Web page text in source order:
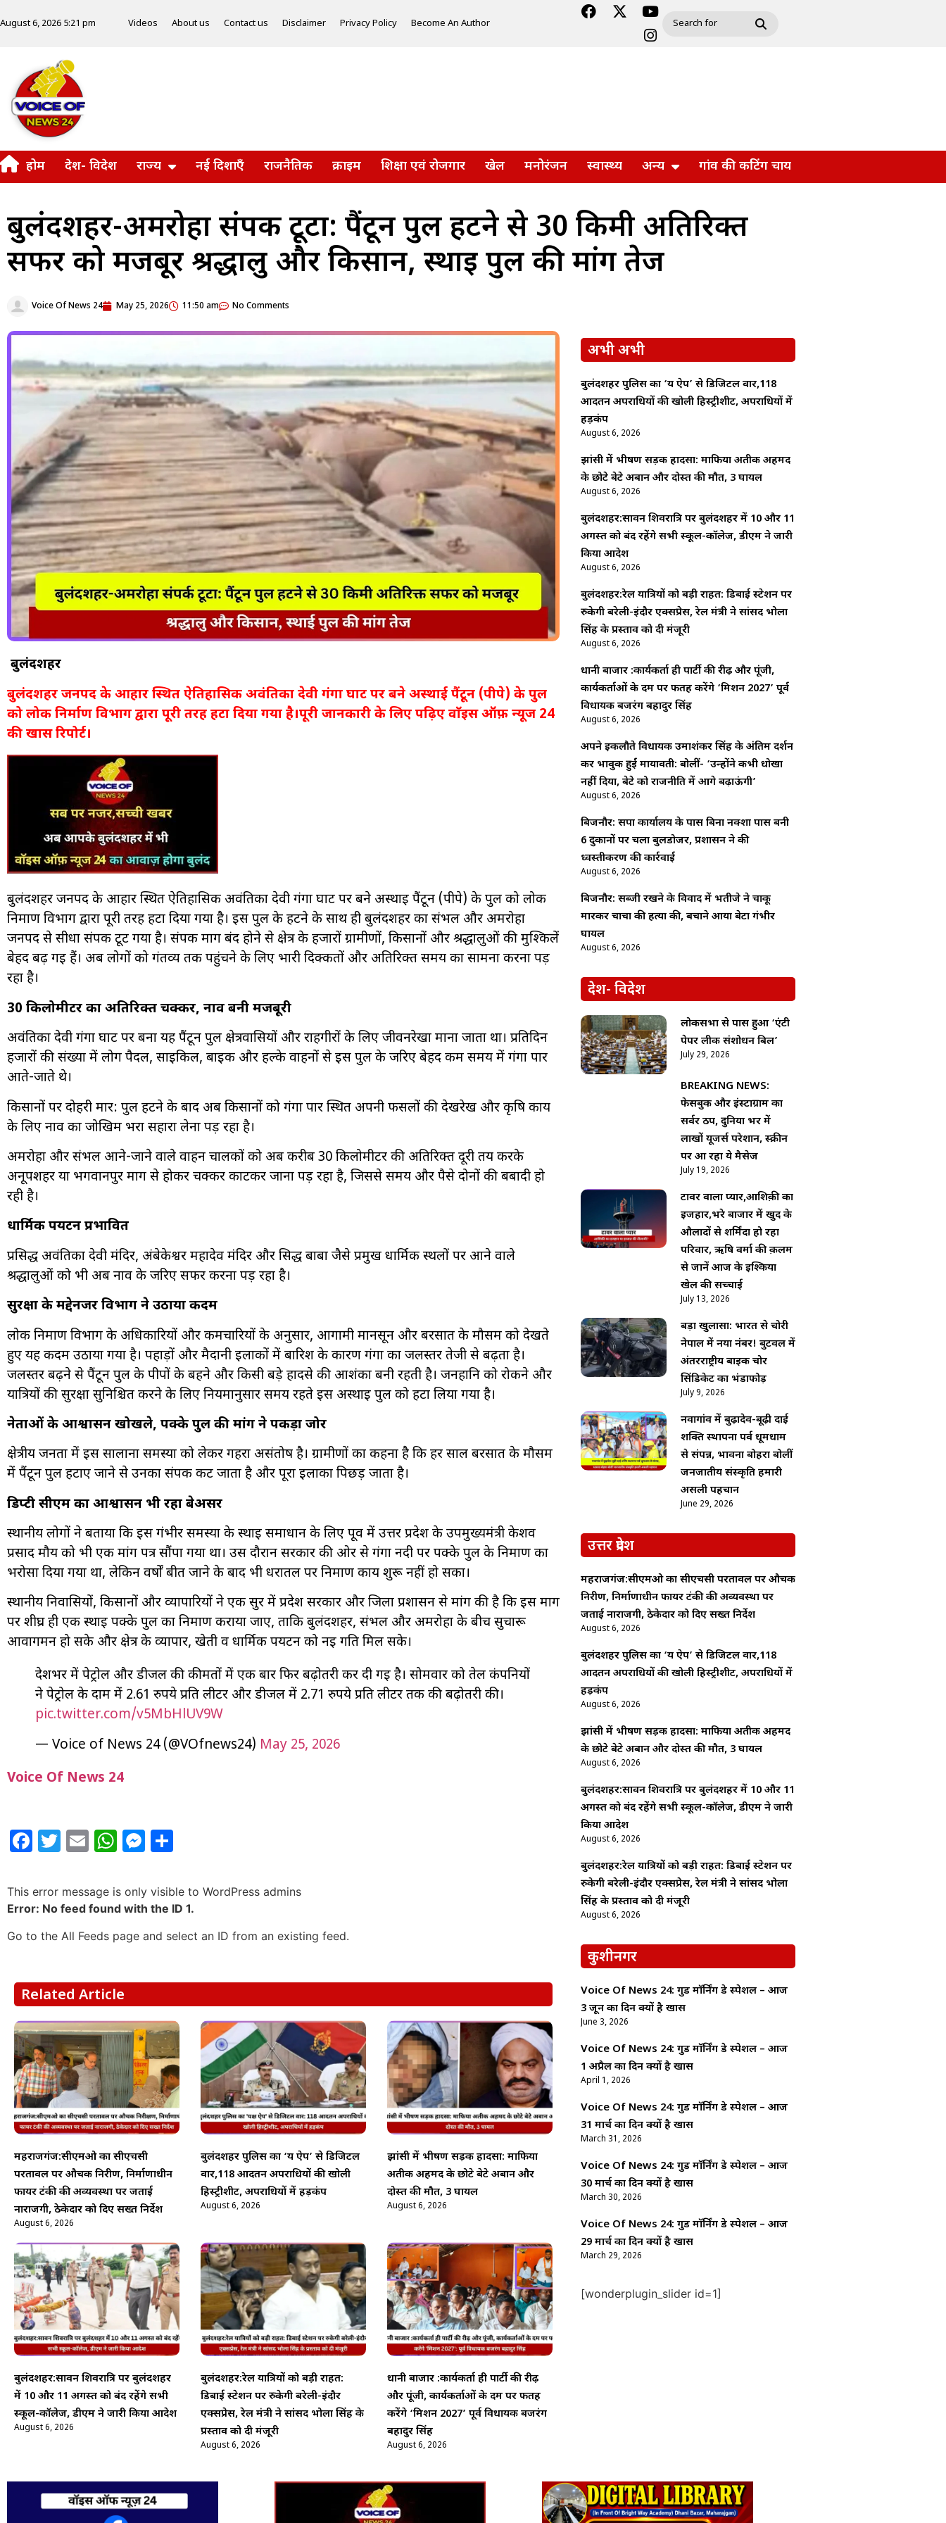
August 6, 2026 5:21 pm Videos About us Contact us Disclaimer Privacy Policy Become An Author
होम देश- विदेश राज्य नई दिशाएँ राजनैतिक क्राइम शिक्षा एवं रोजगार खेल मनोरंजन स्वास्थ्य अन्य गांव की कटिंग चाय
बुलंदशहर-अमरोहा संपर्क टूटा: पैंटून पुल हटने से 30 किमी अतिरिक्त
सफर को मजबूर श्रद्धालु और किसान, स्थाई पुल की मांग तेज
Voice Of News 24 May 25, 2026 11:50 am No Comments
बुलंदशहर
बुलंदशहर जनपद के आहार स्थित ऐतिहासिक अवंतिका देवी गंगा घाट पर बने अस्थाई पैंटून (पीपे) के पुल
को लोक निर्माण विभाग द्वारा पूरी तरह हटा दिया गया है।पूरी जानकारी के लिए पढ़िए वाॅइस ऑफ़ न्यूज 24
की खास रिपोर्ट।
बुलंदशहर जनपद के आहार स्थित ऐतिहासिक अवंतिका देवी गंगा घाट पर बने अस्थाई पैंटून (पीपे) के पुल को लोक
निर्माण विभाग द्वारा पूरी तरह हटा दिया गया है। इस पुल के हटने के साथ ही बुलंदशहर का संभल और अमरोहा
जनपद से सीधा संपर्क टूट गया है। संपर्क मार्ग बंद होने से क्षेत्र के हजारों ग्रामीणों, किसानों और श्रद्धालुओं की मुश्किलें
बेहद बढ़ गई हैं। अब लोगों को गंतव्य तक पहुंचने के लिए भारी दिक्कतों और अतिरिक्त समय का सामना करना पड़
रहा है।
30 किलोमीटर का अतिरिक्त चक्कर, नाव बनी मजबूरी
अवंतिका देवी गंगा घाट पर बना यह पैंटून पुल क्षेत्रवासियों और राहगीरों के लिए जीवनरेखा माना जाता था। प्रतिदिन
हजारों की संख्या में लोग पैदल, साइकिल, बाइक और हल्के वाहनों से इस पुल के जरिए बेहद कम समय में गंगा पार
आते-जाते थे।
किसानों पर दोहरी मार: पुल हटने के बाद अब किसानों को गंगा पार स्थित अपनी फसलों की देखरेख और कृषि कार्य
के लिए नाव का जोखिम भरा सहारा लेना पड़ रहा है।
अमरोहा और संभल आने-जाने वाले वाहन चालकों को अब करीब 30 किलोमीटर की अतिरिक्त दूरी तय करके
अनूपशहर या भगवानपुर मार्ग से होकर चक्कर काटकर जाना पड़ रहा है, जिससे समय और पैसे दोनों की बर्बादी हो
रही है।
धार्मिक पर्यटन प्रभावित
प्रसिद्ध अवंतिका देवी मंदिर, अंबेकेश्वर महादेव मंदिर और सिद्ध बाबा जैसे प्रमुख धार्मिक स्थलों पर आने वाले
श्रद्धालुओं को भी अब नाव के जरिए सफर करना पड़ रहा है।
सुरक्षा के मद्देनजर विभाग ने उठाया कदम
लोक निर्माण विभाग के अधिकारियों और कर्मचारियों के अनुसार, आगामी मानसून और बरसात के मौसम को देखते
हुए यह कदम उठाया गया है। पहाड़ों और मैदानी इलाकों में बारिश के कारण गंगा का जलस्तर तेजी से बढ़ता है।
जलस्तर बढ़ने से पैंटून पुल के पीपों के बहने और किसी बड़े हादसे की आशंका बनी रहती है। जनहानि को रोकने और
यात्रियों की सुरक्षा सुनिश्चित करने के लिए नियमानुसार समय रहते इस अस्थाई पुल को हटा लिया गया है।
नेताओं के आश्वासन खोखले, पक्के पुल की मांग ने पकड़ा जोर
क्षेत्रीय जनता में इस सालाना समस्या को लेकर गहरा असंतोष है। ग्रामीणों का कहना है कि हर साल बरसात के मौसम
में पैंटून पुल हटाए जाने से उनका संपर्क कट जाता है और पूरा इलाका पिछड़ जाता है।
डिप्टी सीएम का आश्वासन भी रहा बेअसर
स्थानीय लोगों ने बताया कि इस गंभीर समस्या के स्थाई समाधान के लिए पूर्व में उत्तर प्रदेश के उपमुख्यमंत्री केशव
प्रसाद मौर्य को भी एक मांग पत्र सौंपा गया था। उस दौरान सरकार की ओर से गंगा नदी पर पक्के पुल के निर्माण का
भरोसा दिया गया था, लेकिन वर्षों बीत जाने के बाद भी धरातल पर निर्माण कार्य शुरू नहीं हो सका।
स्थानीय निवासियों, किसानों और व्यापारियों ने एक सुर में प्रदेश सरकार और जिला प्रशासन से मांग की है कि इस मार्ग
पर शीघ्र ही एक स्थाई पक्के पुल का निर्माण कराया जाए, ताकि बुलंदशहर, संभल और अमरोहा के बीच सुचारू
आवागमन हो सके और क्षेत्र के व्यापार, खेती व धार्मिक पर्यटन को नई गति मिल सके।
देशभर में पेट्रोल और डीजल की कीमतों में एक बार फिर बढ़ोतरी कर दी गई है। सोमवार को तेल कंपनियों
ने पेट्रोल के दाम में 2.61 रुपये प्रति लीटर और डीजल में 2.71 रुपये प्रति लीटर तक की बढ़ोतरी की।
pic.twitter.com/v5MbHlUV9W
— Voice of News 24 (@VOfnews24) May 25, 2026
Voice Of News 24
Facebook
Twitter
EmailWhatsApp
Messenger
This error message is only visible to WordPress admins
Error: No feed found with the ID 1.
Go to the All Feeds page and select an ID from an existing feed.
Related Article
महराजगंज:सीएमओ का सीएचसी
परतावल पर औचक निरीक्षण, निर्माणाधीन
फायर टंकी की अव्यवस्था पर जताई
नाराजगी, ठेकेदार को दिए सख्त निर्देश
August 6, 2026
बुलंदशहर पुलिस का ‘यक्ष ऐप’ से डिजिटल
वार,118 आदतन अपराधियों की खोली
हिस्ट्रीशीट, अपराधियों में हड़कंप
August 6, 2026
झांसी में भीषण सड़क हादसा: माफिया
अतीक अहमद के छोटे बेटे अबान और
दोस्त की मौत, 3 घायल
August 6, 2026
बुलंदशहर:सावन शिवरात्रि पर बुलंदशहर
में 10 और 11 अगस्त को बंद रहेंगे सभी
स्कूल-कॉलेज, डीएम ने जारी किया आदेश
August 6, 2026
बुलंदशहर:रेल यात्रियों को बड़ी राहत:
डिबाई स्टेशन पर रुकेगी बरेली-इंदौर
एक्सप्रेस, रेल मंत्री ने सांसद भोला सिंह के
प्रस्ताव को दी मंजूरी
August 6, 2026
धानी बाजार :कार्यकर्ता ही पार्टी की रीढ़
और पूंजी, कार्यकर्ताओं के दम पर फतह
करेंगे ‘मिशन 2027’ पूर्व विधायक बजरंग
बहादुर सिंह
August 6, 2026
अभी अभी
बुलंदशहर पुलिस का ‘यक्ष ऐप’ से डिजिटल वार,118
आदतन अपराधियों की खोली हिस्ट्रीशीट, अपराधियों में
हड़कंप
August 6, 2026
झांसी में भीषण सड़क हादसा: माफिया अतीक अहमद
के छोटे बेटे अबान और दोस्त की मौत, 3 घायल
August 6, 2026
बुलंदशहर:सावन शिवरात्रि पर बुलंदशहर में 10 और 11
अगस्त को बंद रहेंगे सभी स्कूल-कॉलेज, डीएम ने जारी
किया आदेश
August 6, 2026
बुलंदशहर:रेल यात्रियों को बड़ी राहत: डिबाई स्टेशन पर
रुकेगी बरेली-इंदौर एक्सप्रेस, रेल मंत्री ने सांसद भोला
सिंह के प्रस्ताव को दी मंजूरी
August 6, 2026
धानी बाजार :कार्यकर्ता ही पार्टी की रीढ़ और पूंजी,
कार्यकर्ताओं के दम पर फतह करेंगे ‘मिशन 2027’ पूर्व
विधायक बजरंग बहादुर सिंह
August 6, 2026
अपने इकलौते विधायक उमाशंकर सिंह के अंतिम दर्शन
कर भावुक हुईं मायावती: बोलीं- ‘उन्होंने कभी धोखा
नहीं दिया, बेटे को राजनीति में आगे बढ़ाऊंगी’
August 6, 2026
बिजनौर: सपा कार्यालय के पास बिना नक्शा पास बनी
6 दुकानों पर चला बुलडोजर, प्रशासन ने की
ध्वस्तीकरण की कार्रवाई
August 6, 2026
बिजनौर: सब्जी रखने के विवाद में भतीजे ने चाकू
मारकर चाचा की हत्या की, बचाने आया बेटा गंभीर
घायल
August 6, 2026
देश- विदेश
लोकसभा से पास हुआ ‘एंटी
पेपर लीक संशोधन बिल’
July 29, 2026
BREAKING NEWS:
फेसबुक और इंस्टाग्राम का
सर्वर ठप, दुनिया भर में
लाखों यूजर्स परेशान, स्क्रीन
पर आ रहा ये मैसेज
July 19, 2026
टावर वाला प्यार,आशिक़ी का
इजहार,भरे बाजार में खुद के
औलादों से शर्मिंदा हो रहा
परिवार, ऋषि वर्मा की क़लम
से जानें आज के इश्किया
खेल की सच्चाई
July 13, 2026
बड़ा खुलासा: भारत से चोरी
नेपाल में नया नंबर! बुटवल में
अंतरराष्ट्रीय बाइक चोर
सिंडिकेट का भंडाफोड़
July 9, 2026
नवागांव में बुढ़ादेव-बूढ़ी दाई
शक्ति स्थापना पर्व धूमधाम
से संपन्न, भावना बोहरा बोलीं
जनजातीय संस्कृति हमारी
असली पहचान
June 29, 2026
उत्तर प्रदेश
महराजगंज:सीएमओ का सीएचसी परतावल पर औचक
निरीक्षण, निर्माणाधीन फायर टंकी की अव्यवस्था पर
जताई नाराजगी, ठेकेदार को दिए सख्त निर्देश
August 6, 2026
बुलंदशहर पुलिस का ‘यक्ष ऐप’ से डिजिटल वार,118
आदतन अपराधियों की खोली हिस्ट्रीशीट, अपराधियों में
हड़कंप
August 6, 2026
झांसी में भीषण सड़क हादसा: माफिया अतीक अहमद
के छोटे बेटे अबान और दोस्त की मौत, 3 घायल
August 6, 2026
बुलंदशहर:सावन शिवरात्रि पर बुलंदशहर में 10 और 11
अगस्त को बंद रहेंगे सभी स्कूल-कॉलेज, डीएम ने जारी
किया आदेश
August 6, 2026
बुलंदशहर:रेल यात्रियों को बड़ी राहत: डिबाई स्टेशन पर
रुकेगी बरेली-इंदौर एक्सप्रेस, रेल मंत्री ने सांसद भोला
सिंह के प्रस्ताव को दी मंजूरी
August 6, 2026
कुशीनगर
Voice Of News 24: गुड माॅर्निंग डे स्पेशल – आज
3 जून का दिन क्यों है खास
June 3, 2026
Voice Of News 24: गुड माॅर्निंग डे स्पेशल – आज
1 अप्रैल का दिन क्यों है खास
April 1, 2026
Voice Of News 24: गुड माॅर्निंग डे स्पेशल – आज
31 मार्च का दिन क्यों है खास
March 31, 2026
Voice Of News 24: गुड माॅर्निंग डे स्पेशल – आज
30 मार्च का दिन क्यों है खास
March 30, 2026
Voice Of News 24: गुड माॅर्निंग डे स्पेशल – आज
29 मार्च का दिन क्यों है खास
March 29, 2026
[wonderplugin_slider id=1]